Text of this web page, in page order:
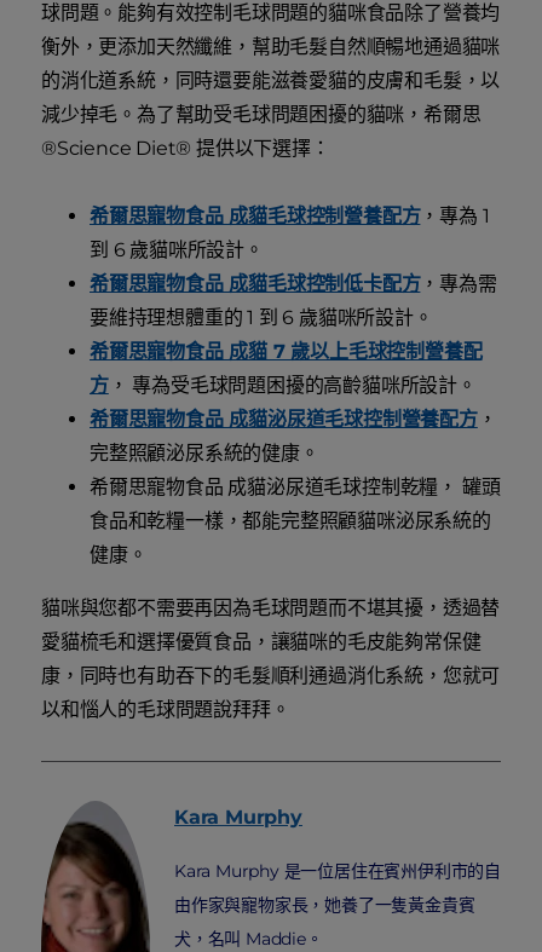
球問題。能夠有效控制毛球問題的貓咪食品除了營養均
衡外，更添加天然纖維，幫助毛髮自然順暢地通過貓咪
的消化道系統，同時還要能滋養愛貓的皮膚和毛髮，以
減少掉毛。為了幫助受毛球問題困擾的貓咪，希爾思
®Science Diet® 提供以下選擇：
希爾思寵物食品 成貓毛球控制營養配方，專為 1
到 6 歲貓咪所設計。
希爾思寵物食品 成貓毛球控制低卡配方，專為需
要維持理想體重的 1 到 6 歲貓咪所設計。
希爾思寵物食品 成貓 7 歲以上毛球控制營養配
方， 專為受毛球問題困擾的高齡貓咪所設計。
希爾思寵物食品 成貓泌尿道毛球控制營養配方，
完整照顧泌尿系統的健康。
希爾思寵物食品 成貓泌尿道毛球控制乾糧， 罐頭
食品和乾糧一樣，都能完整照顧貓咪泌尿系統的
健康。
貓咪與您都不需要再因為毛球問題而不堪其擾，透過替
愛貓梳毛和選擇優質食品，讓貓咪的毛皮能夠常保健
康，同時也有助吞下的毛髮順利通過消化系統，您就可
以和惱人的毛球問題說拜拜。
Kara Murphy
Kara Murphy 是一位居住在賓州伊利市的自
由作家與寵物家長，她養了一隻黃金貴賓
犬，名叫 Maddie。